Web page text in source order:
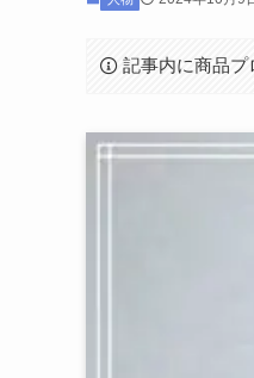
記事内に商品